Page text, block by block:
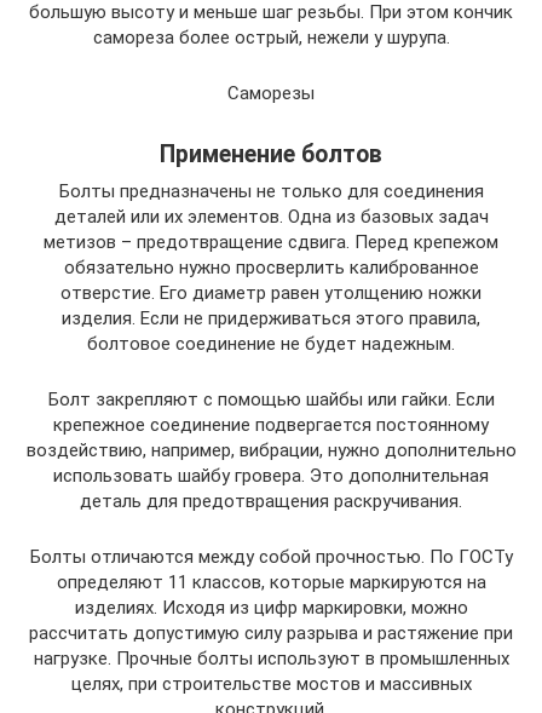
большую высоту и меньше шаг резьбы. При этом кончик
самореза более острый, нежели у шурупа.
Саморезы
Применение болтов
Болты предназначены не только для соединения
деталей или их элементов. Одна из базовых задач
метизов – предотвращение сдвига. Перед крепежом
обязательно нужно просверлить калиброванное
отверстие. Его диаметр равен утолщению ножки
изделия. Если не придерживаться этого правила,
болтовое соединение не будет надежным.
Болт закрепляют с помощью шайбы или гайки. Если
крепежное соединение подвергается постоянному
воздействию, например, вибрации, нужно дополнительно
использовать шайбу гровера. Это дополнительная
деталь для предотвращения раскручивания.
Болты отличаются между собой прочностью. По ГОСТу
определяют 11 классов, которые маркируются на
изделиях. Исходя из цифр маркировки, можно
рассчитать допустимую силу разрыва и растяжение при
нагрузке. Прочные болты используют в промышленных
целях, при строительстве мостов и массивных